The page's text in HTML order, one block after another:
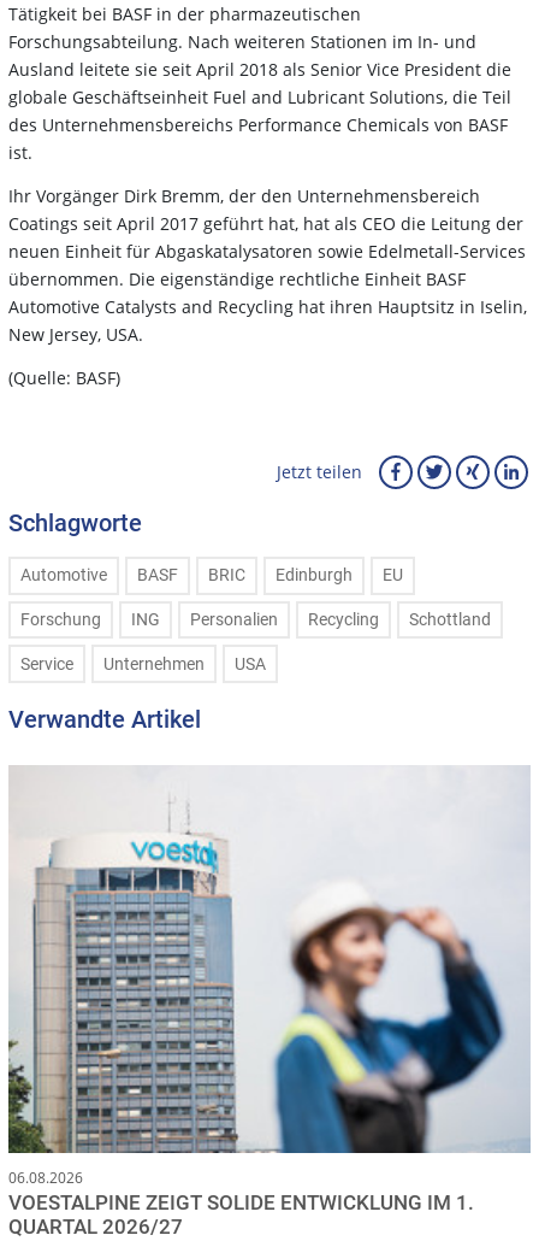
Tätigkeit bei BASF in der pharmazeutischen
Forschungsabteilung. Nach weiteren Stationen im In- und
Ausland leitete sie seit April 2018 als Senior Vice President die
globale Geschäftseinheit Fuel and Lubricant Solutions, die Teil
des Unternehmensbereichs Performance Chemicals von BASF
ist.
Ihr Vorgänger Dirk Bremm, der den Unternehmensbereich
Coatings seit April 2017 geführt hat, hat als CEO die Leitung der
neuen Einheit für Abgaskatalysatoren sowie Edelmetall-Services
übernommen. Die eigenständige rechtliche Einheit BASF
Automotive Catalysts and Recycling hat ihren Hauptsitz in Iselin,
New Jersey, USA.
(Quelle: BASF)
Jetzt teilen
Schlagworte
Automotive BASF BRIC Edinburgh EU
Forschung ING Personalien Recycling Schottland
Service Unternehmen USA
Verwandte Artikel
06.08.2026
VOESTALPINE ZEIGT SOLIDE ENTWICKLUNG IM 1.
QUARTAL 2026/27